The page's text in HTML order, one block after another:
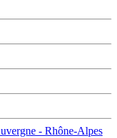
- Rhône-Alpes